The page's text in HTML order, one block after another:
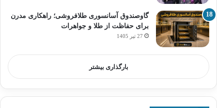
گاوصندوق آسانسوری طلافروشی؛ راهکاری مدرن
برای حفاظت از طلا و جواهرات
27 تیر 1405
بارگذاری بیشتر